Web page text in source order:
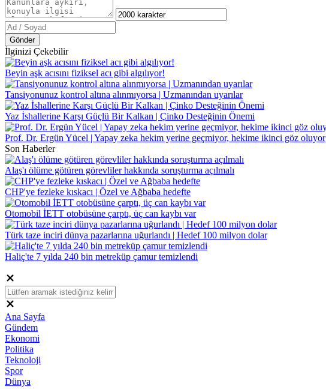
Gönder
İlginizi Çekebilir
Beyin aşk acısını fiziksel acı gibi algılıyor!
Tansiyonunuz kontrol altına alınmıyorsa | Uzmanından uyarılar
Yaz İshallerine Karşı Güçlü Bir Kalkan | Çinko Desteğinin Önemi
Prof. Dr. Ergün Yücel | Yapay zeka hekim yerine geçmiyor, hekime ikinci göz oluyor
Son Haberler
Alaş'ı ölüme götüren görevliler hakkında soruşturma açılmalı
CHP'ye fezleke kıskacı | Özel ve Ağbaba hedefte
Otomobil İETT otobüsüne çarptı, üç can kaybı var
Türk taze inciri dünya pazarlarına uğurlandı | Hedef 100 milyon dolar
Haliç'te 7 yılda 240 bin metreküp çamur temizlendi
Ana Sayfa
Gündem
Ekonomi
Politika
Teknoloji
Spor
Dünya